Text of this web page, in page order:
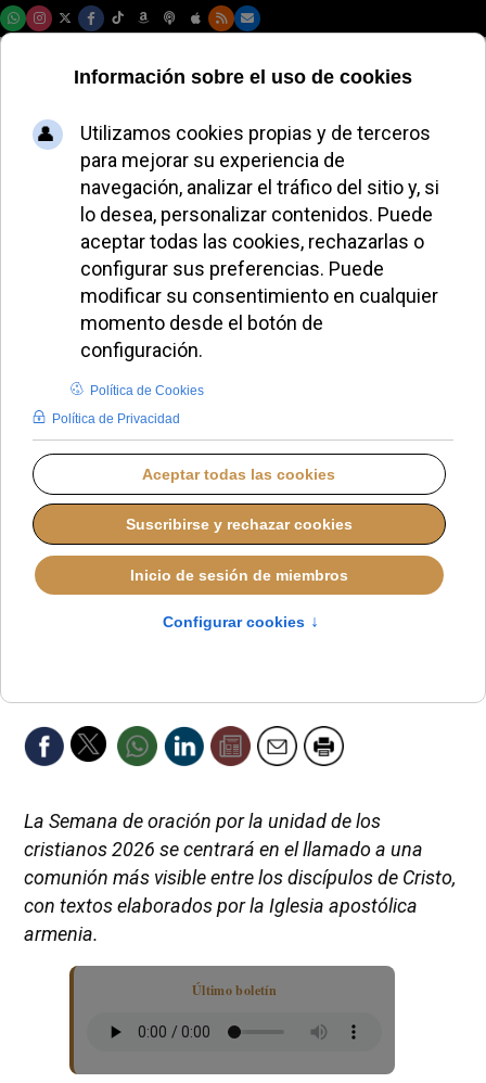
La Iglesia armenia
inspira la Semana
de Oración por la
Unidad de 2026
ALMUDENA RODRIGO IGLESIA HOY
La Semana de oración por la unidad de los
cristianos 2026 se centrará en el llamado a una
comunión más visible entre los discípulos de Cristo,
con textos elaborados por la Iglesia apostólica
armenia.
Último boletín